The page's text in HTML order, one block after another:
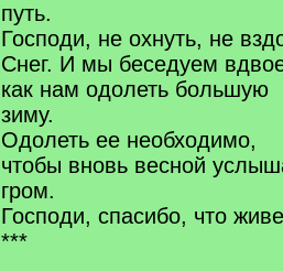
путь.
Господи, не охнуть, не
Снег. И мы беседуем
как нам одолеть большую
зиму.
Одолеть ее необходимо,
чтобы вновь весной
гром.
Господи, спасибо, что
***